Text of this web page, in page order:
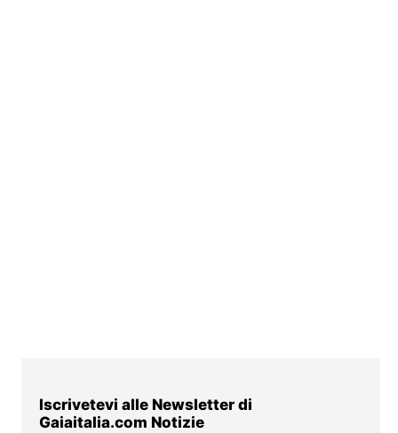
Iscrivetevi alle Newsletter di
Gaiaitalia.com Notizie